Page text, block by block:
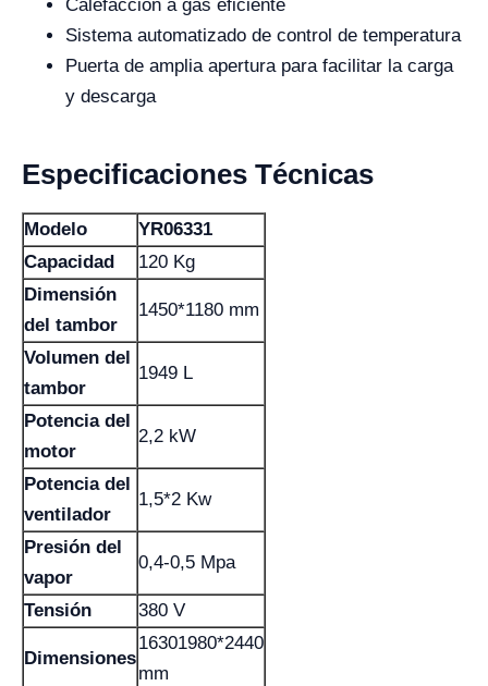
Calefacción a gas eficiente
Sistema automatizado de control de temperatura
Puerta de amplia apertura para facilitar la carga
y descarga
Especificaciones Técnicas
Modelo
YR06331
Capacidad
120 Kg
Dimensión
del tambor
1450*1180 mm
Volumen del
tambor
1949 L
Potencia del
motor
2,2 kW
Potencia del
ventilador
1,5*2 Kw
Presión del
vapor
0,4-0,5 Mpa
Tensión 380 V
Dimensiones
16301980*2440
mm